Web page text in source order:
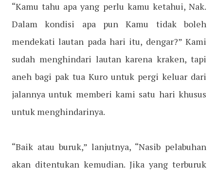
“Kamu tahu apa yang perlu kamu ketahui, Nak.
Dalam kondisi apa pun Kamu tidak boleh
mendekati lautan pada hari itu, dengar?” Kami
sudah menghindari lautan karena kraken, tapi
aneh bagi pak tua Kuro untuk pergi keluar dari
jalannya untuk memberi kami satu hari khusus
untuk menghindarinya.
“Baik atau buruk,” lanjutnya, “Nasib pelabuhan
akan ditentukan kemudian. Jika yang terburuk